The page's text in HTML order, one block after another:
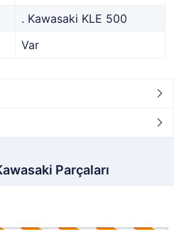
. Kawasaki KLE 500
Var
Parçaları